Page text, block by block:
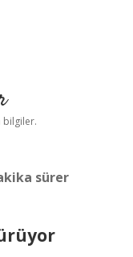
bilgiler.
sürer